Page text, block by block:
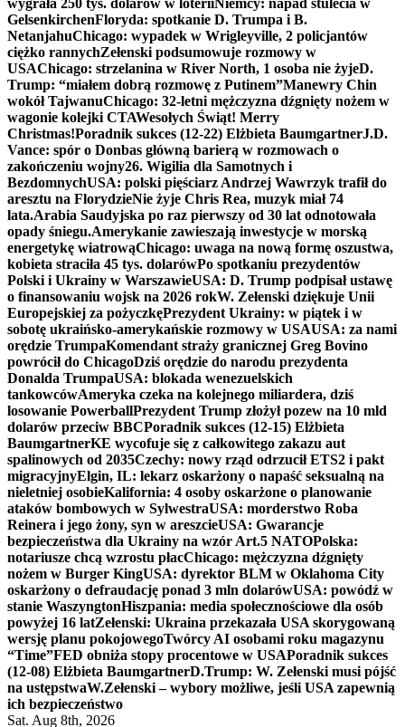
GelsenkirchenFloryda: spotkanie D. Trumpa i B.
NetanjahuChicago: wypadek w Wrigleyville, 2 policjantów
ciężko rannychZełenski podsumowuje rozmowy w
USAChicago: strzelanina w River North, 1 osoba nie żyjeD.
Trump: “miałem dobrą rozmowę z Putinem”Manewry Chin
wokół TajwanuChicago: 32-letni mężczyzna dźgnięty nożem w
wagonie kolejki CTAWesołych Świąt! Merry
Christmas!Poradnik sukces (12-22) Elżbieta BaumgartnerJ.D.
Vance: spór o Donbas główną barierą w rozmowach o
zakończeniu wojny26. Wigilia dla Samotnych i
BezdomnychUSA: polski pięściarz Andrzej Wawrzyk trafił do
aresztu na FlorydzieNie żyje Chris Rea, muzyk miał 74
lata.Arabia Saudyjska po raz pierwszy od 30 lat odnotowała
opady śniegu.Amerykanie zawieszają inwestycje w morską
energetykę wiatrowąChicago: uwaga na nową formę oszustwa,
kobieta straciła 45 tys. dolarówPo spotkaniu prezydentów
Polski i Ukrainy w WarszawieUSA: D. Trump podpisał ustawę
o finansowaniu wojsk na 2026 rokW. Zełenski dziękuje Unii
Europejskiej za pożyczkęPrezydent Ukrainy: w piątek i w
sobotę ukraińsko-amerykańskie rozmowy w USAUSA: za nami
orędzie TrumpaKomendant straży granicznej Greg Bovino
powrócił do ChicagoDziś orędzie do narodu prezydenta
Donalda TrumpaUSA: blokada wenezuelskich
tankowcówAmeryka czeka na kolejnego miliardera, dziś
losowanie PowerballPrezydent Trump złożył pozew na 10 mld
dolarów przeciw BBCPoradnik sukces (12-15) Elżbieta
BaumgartnerKE wycofuje się z całkowitego zakazu aut
spalinowych od 2035Czechy: nowy rząd odrzucił ETS2 i pakt
migracyjnyElgin, IL: lekarz oskarżony o napaść seksualną na
nieletniej osobieKalifornia: 4 osoby oskarżone o planowanie
ataków bombowych w SylwestraUSA: morderstwo Roba
Reinera i jego żony, syn w areszcieUSA: Gwarancje
bezpieczeństwa dla Ukrainy na wzór Art.5 NATOPolska:
notariusze chcą wzrostu płacChicago: mężczyzna dźgnięty
nożem w Burger KingUSA: dyrektor BLM w Oklahoma City
oskarżony o defraudację ponad 3 mln dolarówUSA: powódź w
stanie WaszyngtonHiszpania: media społecznościowe dla osób
powyżej 16 latZełenski: Ukraina przekazała USA skorygowaną
wersję planu pokojowegoTwórcy AI osobami roku magazynu
“Time”FED obniża stopy procentowe w USAPoradnik sukces
(12-08) Elżbieta BaumgartnerD.Trump: W. Zełenski musi pójść
na ustępstwaW.Zełenski – wybory możliwe, jeśli USA zapewnią
ich bezpieczeństwo
Sat. Aug 8th, 2026